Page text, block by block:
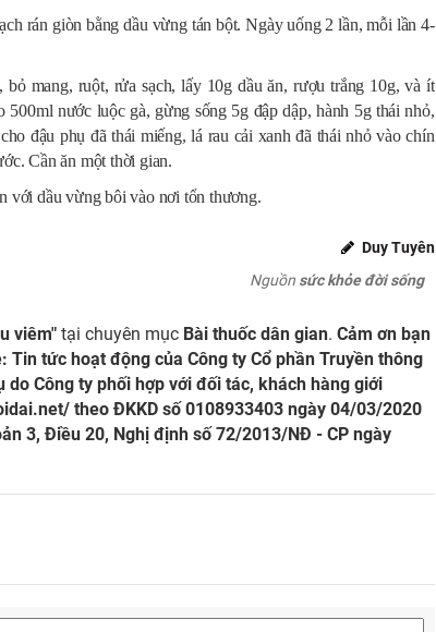
rán giòn bằng dầu vừng tán bột. Ngày uống 2 lần, mỗi lần 4-
mang, ruột, rửa sạch, lấy 10g dầu ăn, rượu trắng 10g, và ít
nước luộc gà, gừng sống 5g đập dập, hành 5g thái nhỏ,
đậu phụ đã thái miếng, lá rau cải xanh đã thái nhỏ vào chín
Cần ăn một thời gian.
với dầu vừng bôi vào nơi tổn thương.
Duy Tuyên
Nguồn sức khỏe đời sống
viêm" tại chuyên mục Bài thuốc dân gian. Cảm ơn bạn
tức hoạt động của Công ty Cổ phần Truyền thông
Công ty phối hợp với đối tác, khách hàng giới
theo ĐKKD số 0108933403 ngày 04/03/2020
3, Điều 20, Nghị định số 72/2013/NĐ - CP ngày